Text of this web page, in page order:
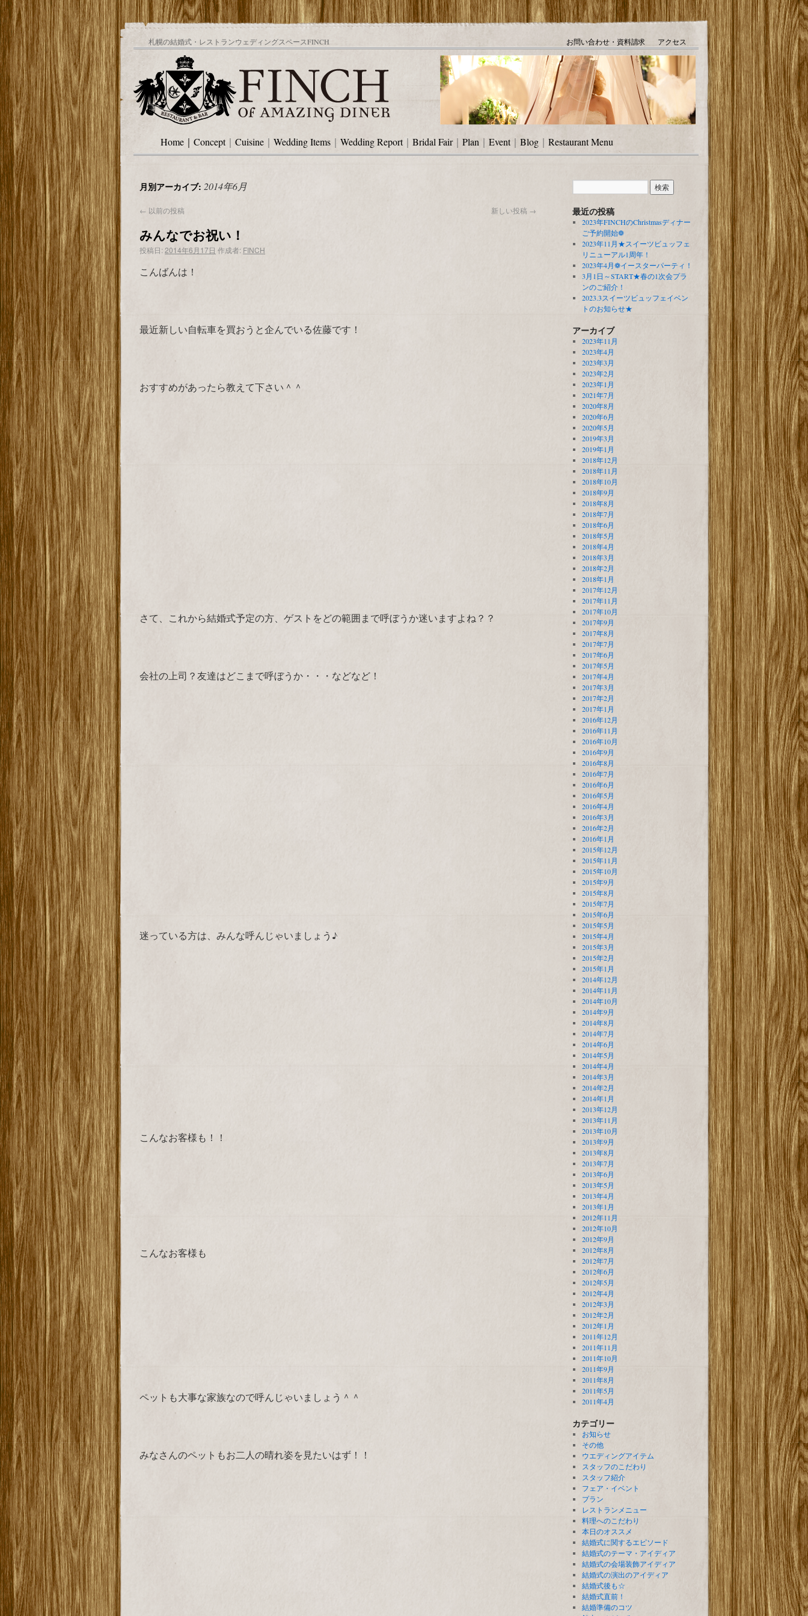
札幌の結婚式・レストランウェディングスペースFINCH お問い合わせ・資料請求 アクセス
Home ｜ Concept｜ Cuisine ｜ Wedding Items ｜ Wedding Report｜ Bridal Fair｜ Plan ｜ Event｜ Blog ｜ Restaurant Menu
月別アーカイブ: 2014年6月
← 以前の投稿 新しい投稿 →
みんなでお祝い！
投稿日:2014年6月17日 作成者: FINCH
こんばんは！
最近新しい自転車を買おうと企んでいる佐藤です！
おすすめがあったら教えて下さい＾＾
さて、これから結婚式予定の方、ゲストをどの範囲まで呼ぼうか迷いますよね？？
会社の上司？友達はどこまで呼ぼうか・・・などなど！
迷っている方は、みんな呼んじゃいましょう♪
こんなお客様も！！
こんなお客様も
ペットも大事な家族なので呼んじゃいましょう＾＾
みなさんのペットもお二人の晴れ姿を見たいはず！！
最近の投稿
2023年FINCHのChristmasディナー
ご予約開始❁
2023年11月★スイーツビュッフェ
リニューアル1周年！
2023年4月❁イースターパーティ！
3月1日～START★春の1次会プラ
ンのご紹介！
2023.3スイーツビュッフェイベン
トのお知らせ★
アーカイブ
2023年11月
2023年4月
2023年3月
2023年2月
2023年1月
2021年7月
2020年8月
2020年6月
2020年5月
2019年3月
2019年1月
2018年12月
2018年11月
2018年10月
2018年9月
2018年8月
2018年7月
2018年6月
2018年5月
2018年4月
2018年3月
2018年2月
2018年1月
2017年12月
2017年11月
2017年10月
2017年9月
2017年8月
2017年7月
2017年6月
2017年5月
2017年4月
2017年3月
2017年2月
2017年1月
2016年12月
2016年11月
2016年10月
2016年9月
2016年8月
2016年7月
2016年6月
2016年5月
2016年4月
2016年3月
2016年2月
2016年1月
2015年12月
2015年11月
2015年10月
2015年9月
2015年8月
2015年7月
2015年6月
2015年5月
2015年4月
2015年3月
2015年2月
2015年1月
2014年12月
2014年11月
2014年10月
2014年9月
2014年8月
2014年7月
2014年6月
2014年5月
2014年4月
2014年3月
2014年2月
2014年1月
2013年12月
2013年11月
2013年10月
2013年9月
2013年8月
2013年7月
2013年6月
2013年5月
2013年4月
2013年1月
2012年11月
2012年10月
2012年9月
2012年8月
2012年7月
2012年6月
2012年5月
2012年4月
2012年3月
2012年2月
2012年1月
2011年12月
2011年11月
2011年10月
2011年9月
2011年8月
2011年5月
2011年4月
カテゴリー
お知らせ
その他
ウエディングアイテム
スタッフのこだわり
スタッフ紹介
フェア・イベント
プラン
レストランメニュー
料理へのこだわり
本日のオススメ
結婚式に関するエピソード
結婚式のテーマ・アイディア
結婚式の会場装飾アイディア
結婚式の演出のアイディア
結婚式後も☆
結婚式直前！
結婚準備のコツ